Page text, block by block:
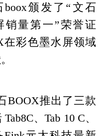
颁发了“文石
销量第一”荣誉证
在彩色墨水屏领域
BOOX推出了三款
、Tab 10 C、